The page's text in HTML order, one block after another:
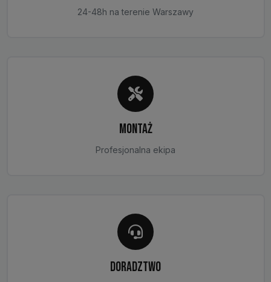
24-48h na terenie Warszawy
MONTAŻ
Profesjonalna ekipa
DORADZTWO